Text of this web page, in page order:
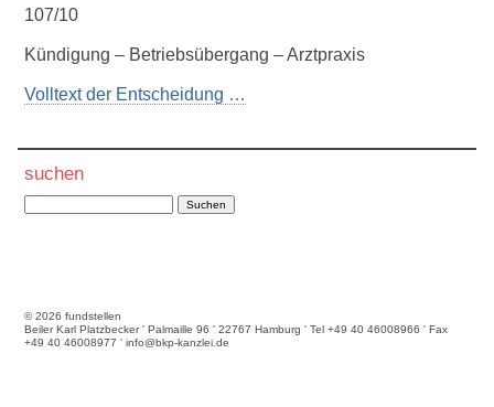
107/10
Kündigung – Betriebsübergang – Arztpraxis
Volltext der Entscheidung …
suchen
© 2026 fundstellen
Beiler Karl Platzbecker ' Palmaille 96 ' 22767 Hamburg ' Tel +49 40 46008966 ' Fax
+49 40 46008977 ' info@bkp-kanzlei.de